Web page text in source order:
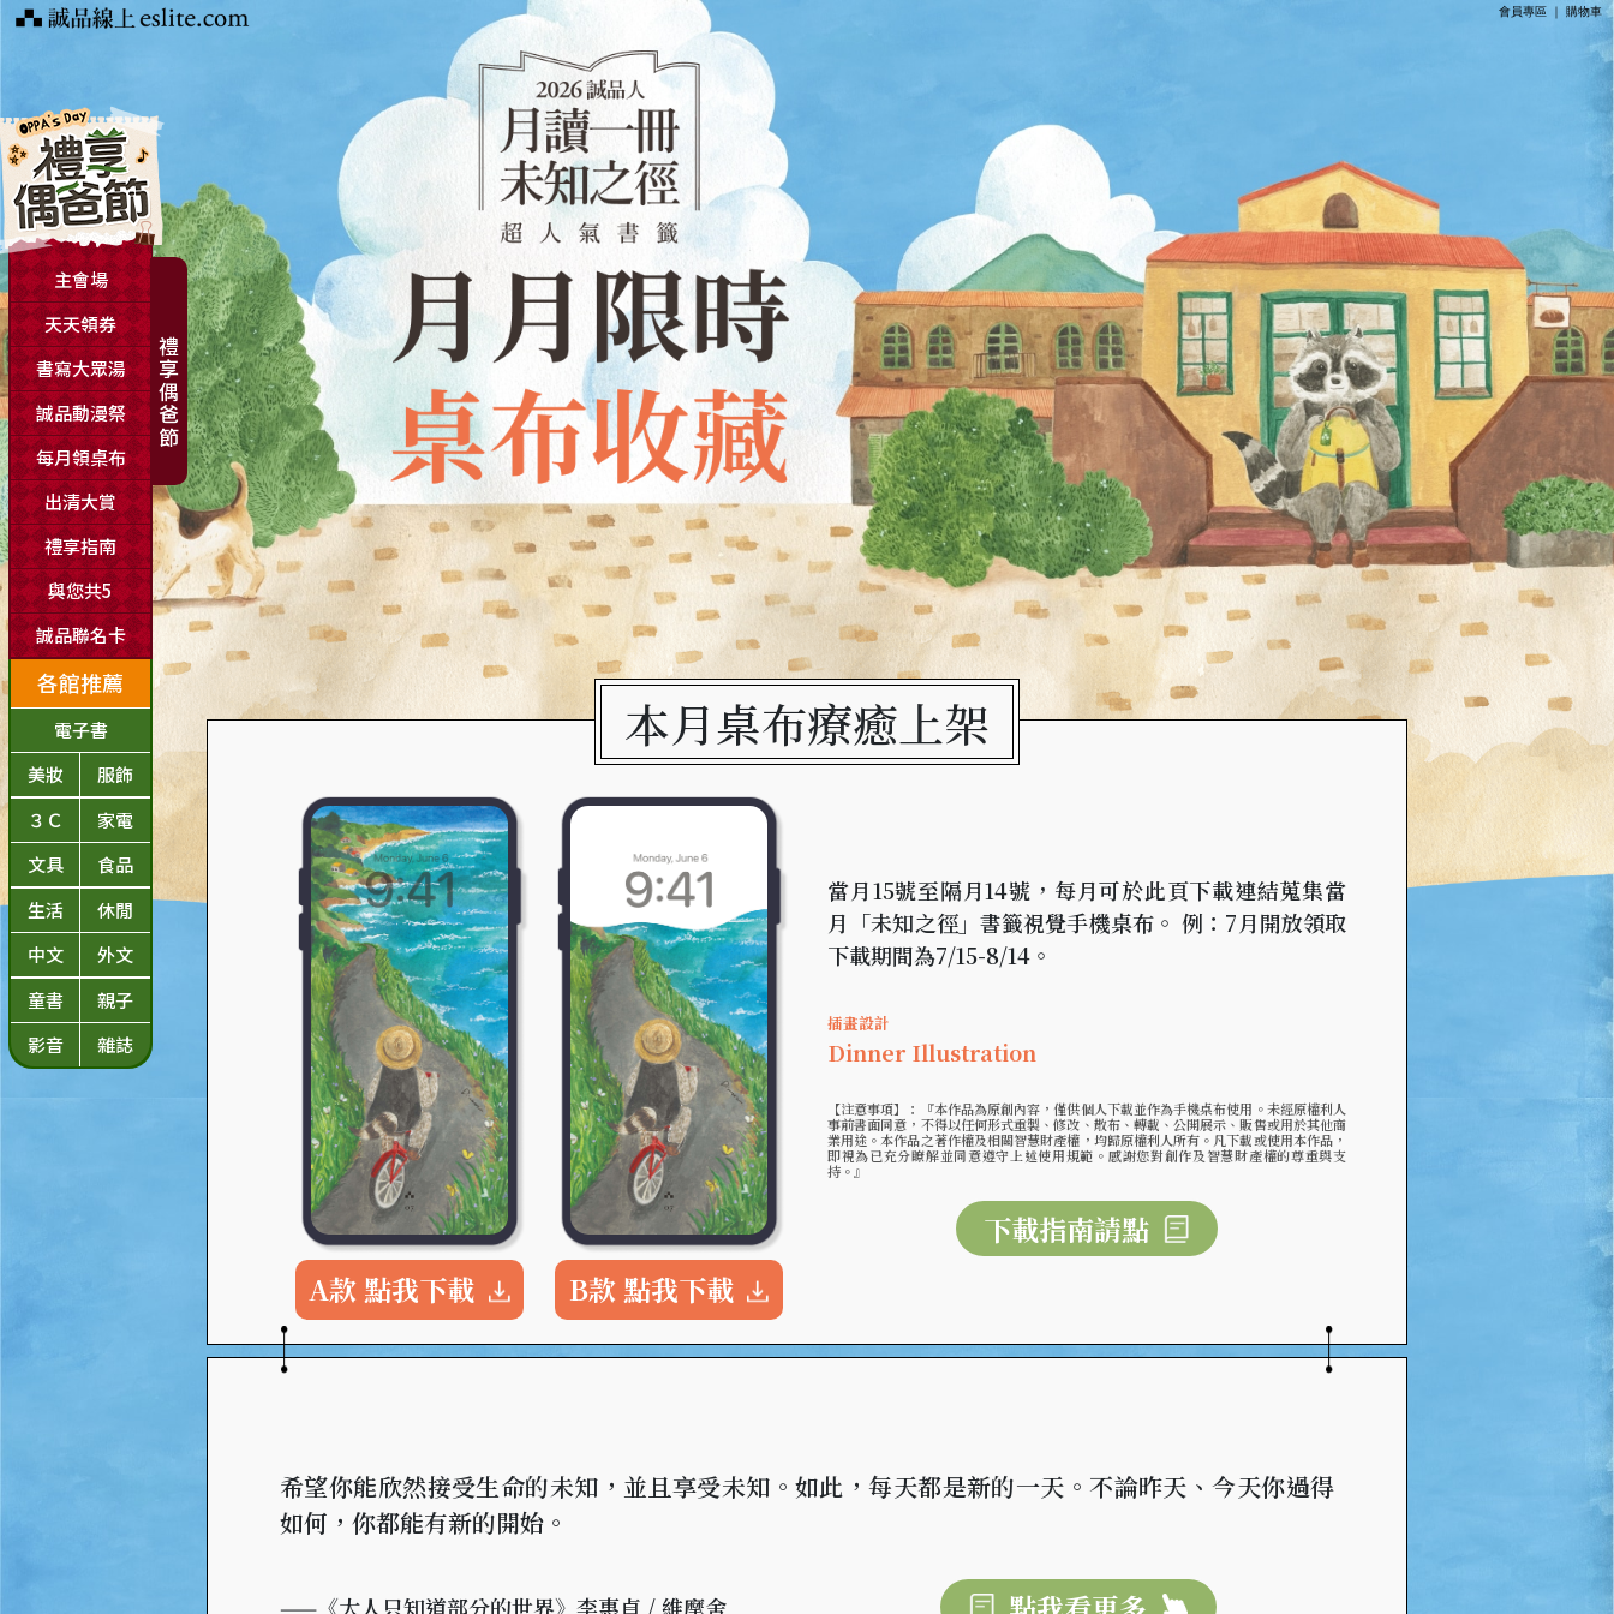
會員專區 ｜ 購物車
本月桌布療癒上架
A款 點我下載 B款 點我下載
當月15號至隔月14號，每月可於此頁下載連結蒐集當
月「未知之徑」書籤視覺手機桌布。 例：7月開放領取
下載期間為7/15-8/14。
插畫設計
Dinner Illustration
【注意事項】：『本作品為原創內容，僅供個人下載並作為手機桌布使用。未經原權利人
事前書面同意，不得以任何形式重製、修改、散布、轉載、公開展示、販售或用於其他商
業用途。本作品之著作權及相關智慧財產權，均歸原權利人所有。凡下載或使用本作品，
即視為已充分瞭解並同意遵守上述使用規範。感謝您對創作及智慧財產權的尊重與支
持。』
下載指南請點
希望你能欣然接受生命的未知，並且享受未知。如此，每天都是新的一天。不論昨天、今天你過得
如何，你都能有新的開始。
——《大人只知道部分的世界》李惠貞 / 維摩舍